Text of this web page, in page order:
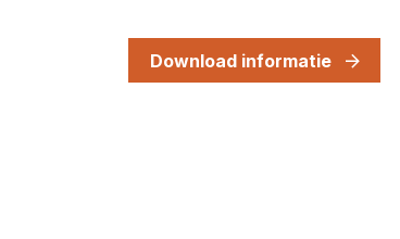
Download informatie